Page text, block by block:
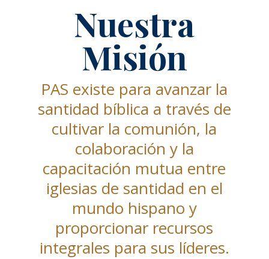
Nuestra
Misión
PAS existe para avanzar la
santidad bíblica a través de
cultivar la comunión, la
colaboración y la
capacitación mutua entre
iglesias de santidad en el
mundo hispano y
proporcionar recursos
integrales para sus líderes.